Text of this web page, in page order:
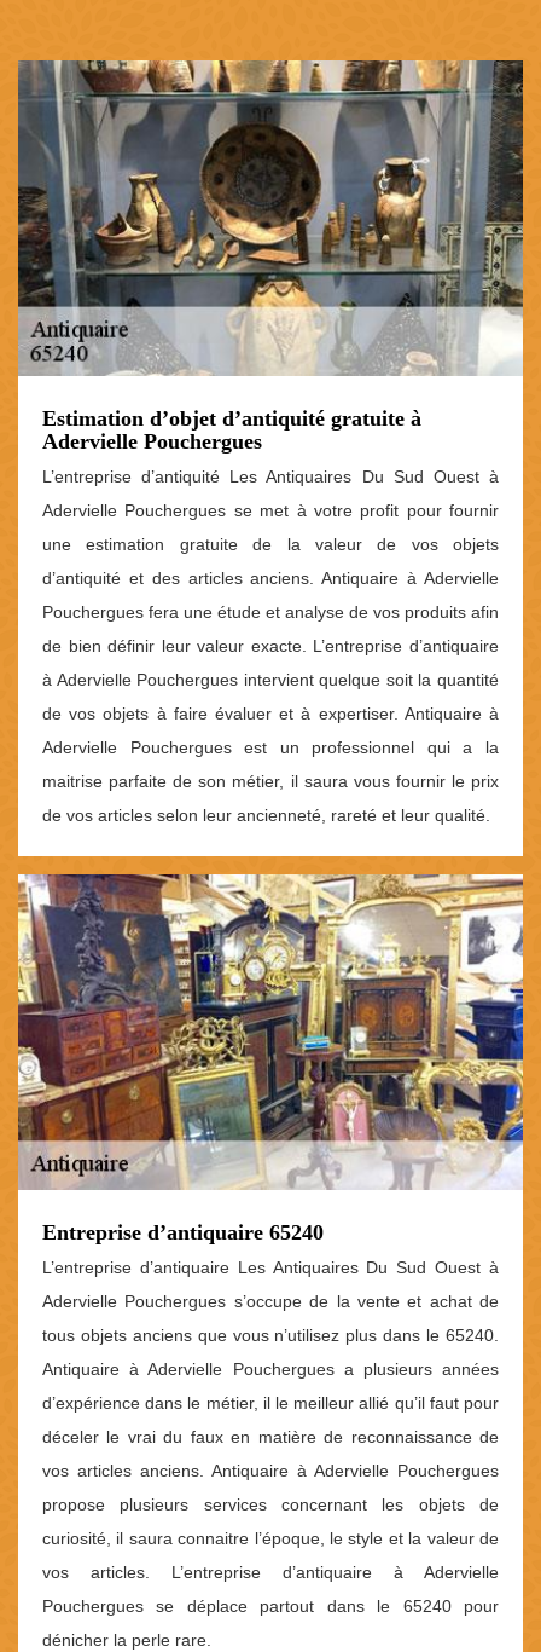
Estimation d’objet d’antiquité gratuite à
Adervielle Pouchergues
L’entreprise d’antiquité Les Antiquaires Du Sud Ouest à
Adervielle Pouchergues se met à votre profit pour fournir
une estimation gratuite de la valeur de vos objets
d’antiquité et des articles anciens. Antiquaire à Adervielle
Pouchergues fera une étude et analyse de vos produits afin
de bien définir leur valeur exacte. L’entreprise d’antiquaire
à Adervielle Pouchergues intervient quelque soit la quantité
de vos objets à faire évaluer et à expertiser. Antiquaire à
Adervielle Pouchergues est un professionnel qui a la
maitrise parfaite de son métier, il saura vous fournir le prix
de vos articles selon leur ancienneté, rareté et leur qualité.
Entreprise d’antiquaire 65240
L’entreprise d’antiquaire Les Antiquaires Du Sud Ouest à
Adervielle Pouchergues s’occupe de la vente et achat de
tous objets anciens que vous n’utilisez plus dans le 65240.
Antiquaire à Adervielle Pouchergues a plusieurs années
d’expérience dans le métier, il le meilleur allié qu’il faut pour
déceler le vrai du faux en matière de reconnaissance de
vos articles anciens. Antiquaire à Adervielle Pouchergues
propose plusieurs services concernant les objets de
curiosité, il saura connaitre l’époque, le style et la valeur de
vos articles. L’entreprise d’antiquaire à Adervielle
Pouchergues se déplace partout dans le 65240 pour
dénicher la perle rare.